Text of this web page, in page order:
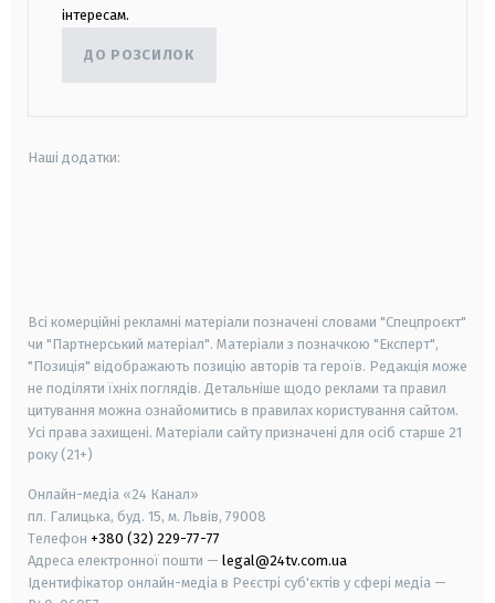
інтересам.
ДО РОЗСИЛОК
Наші додатки:
Всі комерційні рекламні матеріали позначені словами "Спецпроєкт"
чи "Партнерський матеріал". Матеріали з позначкою "Експерт",
"Позиція" відображають позицію авторів та героїв. Редакція може
не поділяти їхніх поглядів. Детальніше щодо реклами та правил
цитування можна ознайомитись в правилах користування сайтом.
Усі права захищені. Матеріали сайту призначені для осіб старше 21
року (21+)
Онлайн-медіа «24 Канал»
пл. Галицька, буд. 15, м. Львів, 79008
Телефон +380 (32) 229-77-77
Адреса електронної пошти — legal@24tv.com.ua
Ідентифікатор онлайн-медіа в Реєстрі суб'єктів у сфері медіа —